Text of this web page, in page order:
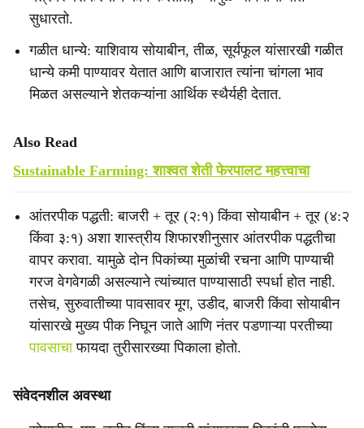
सुधारतो.
गळीत धान्ये: याशिवाय सोयाबीन, तीळ, सूर्यफूल यांसारखी गळीत
धान्ये कमी पाण्यावर येतात आणि बाजारात त्यांना चांगला भाव
मिळत असल्याने शेतकऱ्यांना आर्थिक स्थैर्यही देतात.
Also Read
Sustainable Farming: शाश्वत शेती फेरपालट महत्त्वाचा
आंतरपीक पद्धती: बाजरी + तूर (२:१) किंवा सोयाबीन + तूर (४:२
किंवा ३:१) अशा शास्त्रीय शिफारशीनुसार आंतरपीक पद्धतीचा
वापर करावा. यामुळे दोन पिकांच्या मुळांची रचना आणि पाण्याची
गरज वेगवेगळी असल्याने त्यांच्यात पाण्यासाठी स्पर्धा होत नाही.
तसेच, सुरुवातीच्या पावसावर मूग, उडीद, बाजरी किंवा सोयाबीन
यांसारखे मुख्य पीक निघून जाते आणि नंतर पडणाऱ्या परतीच्या
पावसाचाफायदा तुरीसारख्या पिकाला होतो.
संवेदनशील अवस्था